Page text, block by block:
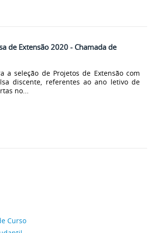
de Extensão 2020 - Chamada de
a seleção de Projetos de Extensão com
discente, referentes ao ano letivo de
no...
Curso